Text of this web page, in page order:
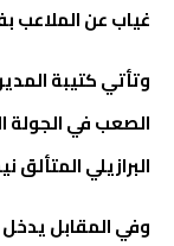
غياب عن الملاعب
وتأتي كتيبة
الصعب في الجولة
البرازيلي المتألق
وفي المقابل يدخل